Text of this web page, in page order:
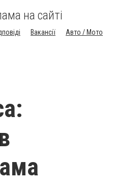
на сайті
Вакансії
Авто / Мото